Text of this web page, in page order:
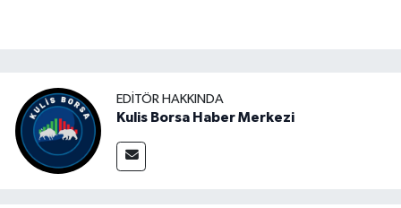
EDITÖR HAKKINDA
Kulis Borsa Haber Merkezi